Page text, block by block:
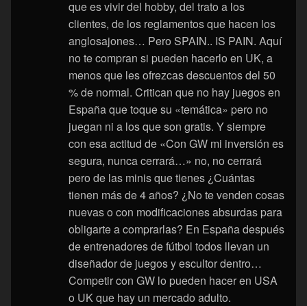
que es vivir del hobby, del trato a los
clientes, de los reglamentos que hacen los
anglosajones… Pero SPAIN.. IS PAIN. Aquí
no te compran si pueden hacerlo en UK, a
menos que les ofrezcas descuentos del 50
% de normal. Critican que no hay juegos en
España que toque su «temática» pero no
juegan ni a los que son gratis. Y siempre
con esa actitud de «Con GW mi inversión es
segura, nunca cerrará…» no, no cerrará
pero de las minis que tienes ¿Cuántas
tienen más de 4 años? ¿No te venden cosas
nuevas o con modificaciones absurdas para
obligarte a comprarlas? En España después
de entrenadores de fútbol todos llevan un
diseñador de juegos y escultor dentro…
Competir con GW lo pueden hacer en USA
o UK que hay un mercado adulto.